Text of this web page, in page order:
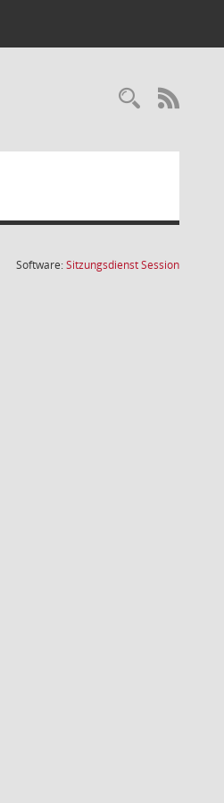
Software:SitzungsdienstSession(Wird in